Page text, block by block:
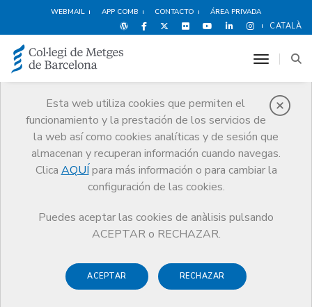
WEBMAIL APP COMB CONTACTO ÁREA PRIVADA
CATALÀ
Esta web utiliza cookies que permiten el
funcionamiento y la prestación de los servicios de
la web así como cookies analíticas y de sesión que
almacenan y recuperan información cuando navegas.
Clica AQUÍ para más información o para cambiar la
configuración de las cookies.
Puedes aceptar las cookies de anàlisis pulsando
ACEPTAR o RECHAZAR.
ACEPTAR RECHAZAR
toggle
Quiénes somos
El CoMB Juntas Comarcales
Juntas Comarcales
Maresme